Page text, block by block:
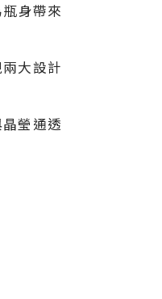
身帶來
大設計
瑩通透